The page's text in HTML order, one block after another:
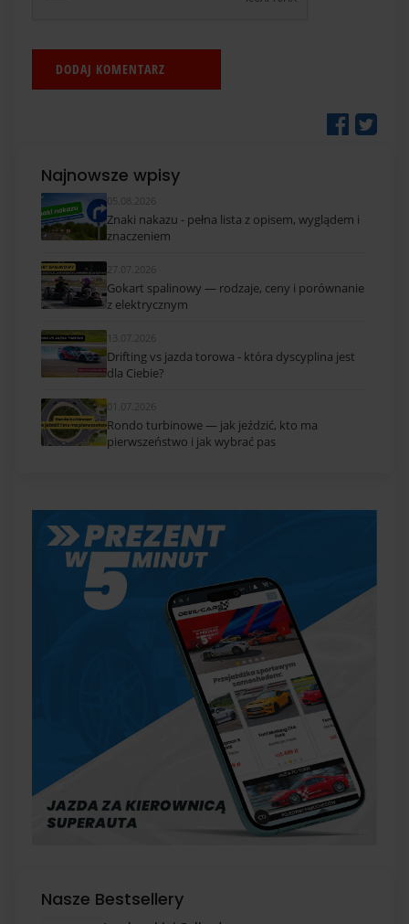
Najnowsze wpisy
05.08.2026
Znaki nakazu - pełna lista z opisem, wyglądem i
znaczeniem
Gokart spalinowy — rodzaje, ceny i porównanie
z elektrycznym
Drifting vs jazda torowa - która dyscyplina jest
dla Ciebie?
Rondo turbinowe — jak jeździć, kto ma
pierwszeństwo i jak wybrać pas
Nasze Bestsellery